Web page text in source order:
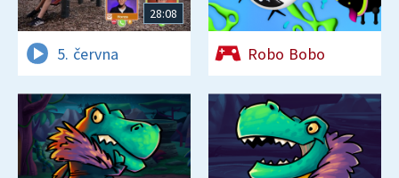
28:08
5. června Robo Bobo